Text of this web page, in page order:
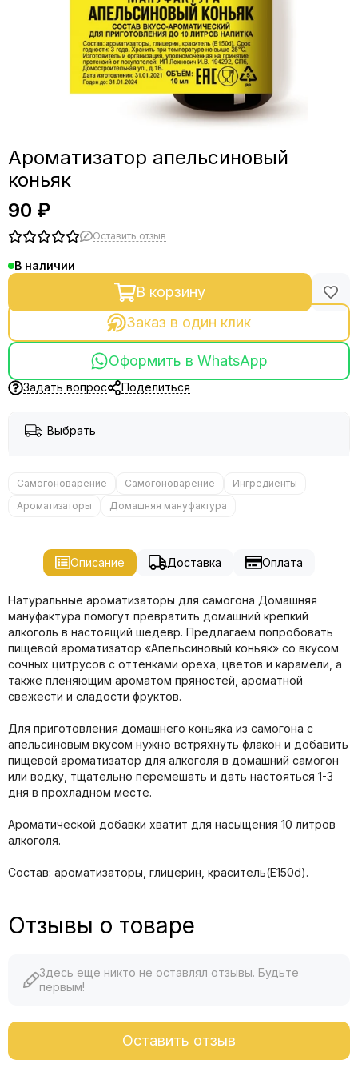
Ароматизатор апельсиновый
коньяк
90 ₽
Оставить отзыв
В наличии
В корзину
Заказ в один клик
Оформить в WhatsApp
Задать вопрос Поделиться
Выбрать
Самогоноварение Самогоноварение
Ингредиенты
Ароматизаторы
Домашняя мануфактура
Описание Доставка Оплата
Натуральные ароматизаторы для самогона Домашняя
мануфактура помогут превратить домашний крепкий
алкоголь в настоящий шедевр. Предлагаем попробовать
пищевой ароматизатор «Апельсиновый коньяк» со вкусом
сочных цитрусов с оттенками ореха, цветов и карамели, а
также пленяющим ароматом пряностей, ароматной
свежести и сладости фруктов.
Для приготовления домашнего коньяка из самогона с
апельсиновым вкусом нужно встряхнуть флакон и добавить
пищевой ароматизатор для алкоголя в домашний самогон
или водку, тщательно перемешать и дать настояться 1-3
дня в прохладном месте.
Ароматической добавки хватит для насыщения 10 литров
алкоголя.
Состав: ароматизаторы, глицерин, краситель(E150d).
Отзывы о товаре
Здесь еще никто не оставлял отзывы. Будьте
первым!
Оставить отзыв